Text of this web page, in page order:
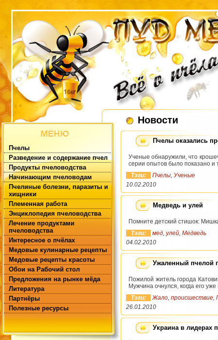
Пчелы
Разведение и содержание пчел
Продукты пчеловодства
Начинающим пчеловодам
Пчелиные болезни, паразиты и
хищники
Племенная работа
Энциклопедия пчеловодства
Лечение продуктами
пчеловодства
Интересное о пчёлах
Медовые кулинарные рецепты
Медовые рецепты красоты
Обои на Рабочий стол
Предложения на рынке мёда
Литература
Партнёры
Полезные ресурсы
Новости
Пчелы оказались
Ученые обнаружили, что
серии опытов было показано и
Тэги:
Пчелы, Ученые
10.02.2010
Медведь и улей
Помните детский стишок:
Тэги:
мед, улей, Медведь
04.02.2010
Ужаленный пчелой
Пожилой житель города
Мужчина очнулся, когда его
Тэги:
Жало, происшествие,
26.01.2010
Украина в лидерах